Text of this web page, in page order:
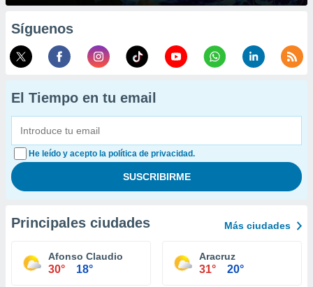
Síguenos
El Tiempo en tu email
He leído y acepto la política de privacidad.
Principales ciudades Más ciudades
Afonso Claudio
30° 18°
Aracruz
31° 20°